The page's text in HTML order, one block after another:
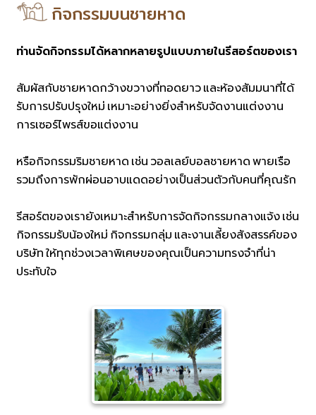
กิจกรรมบนชายหาด
ท่านจัดกิจกรรมได้หลากหลายรูปแบบภายในรีสอร์ตของเรา
สัมผัสกับชายหาดกว้างขวางที่ทอดยาว และห้องสัมมนาที่ได้
รับการปรับปรุงใหม่ เหมาะอย่างยิ่งสำหรับจัดงานแต่งงาน
การเซอร์ไพรส์ขอแต่งงาน
หรือกิจกรรมริมชายหาด เช่น วอลเลย์บอลชายหาด พายเรือ
รวมถึงการพักผ่อนอาบแดดอย่างเป็นส่วนตัวกับคนที่คุณรัก
รีสอร์ตของเรายังเหมาะสำหรับการจัดกิจกรรมกลางแจ้ง เช่น
กิจกรรมรับน้องใหม่ กิจกรรมกลุ่ม และงานเลี้ยงสังสรรค์ของ
บริษัท ให้ทุกช่วงเวลาพิเศษของคุณเป็นความทรงจำที่น่า
ประทับใจ